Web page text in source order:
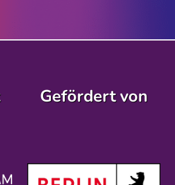
Gefördert von